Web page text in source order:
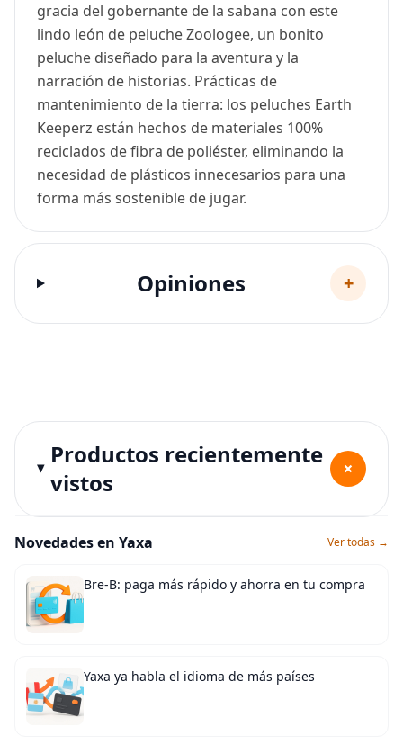
gracia del gobernante de la sabana con este
lindo león de peluche Zoologee, un bonito
peluche diseñado para la aventura y la
narración de historias. Prácticas de
mantenimiento de la tierra: los peluches Earth
Keeperz están hechos de materiales 100%
reciclados de fibra de poliéster, eliminando la
necesidad de plásticos innecesarios para una
forma más sostenible de jugar.
Opiniones +
Productos recientemente
vistos
+
Novedades en Yaxa Ver todas →
Bre-B: paga más rápido y ahorra en tu compra
Yaxa ya habla el idioma de más países